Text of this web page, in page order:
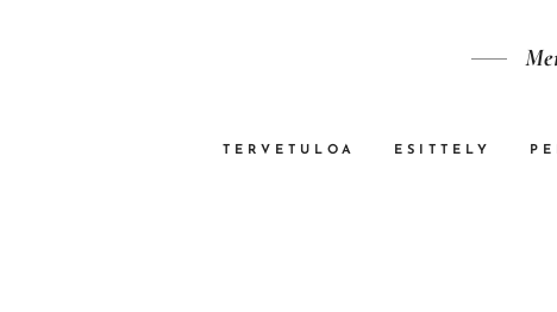
TERVETULOA ESITTELY